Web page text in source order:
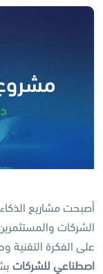
أصبحت مشاريع
الشركات
على الفكرة التقنية
اصطناعي للشركات